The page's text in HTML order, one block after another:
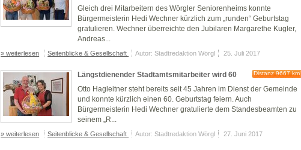
Gleich drei Mitarbeitern des Wörgler Seniorenheims konnte
Bürgermeisterin Hedi Wechner kürzlich zum „runden“ Geburtstag
gratulieren. Wechner überreichte den Jubilaren Margarethe Kugler,
Andreas...
» weiterlesen Seitenblicke & Gesellschaft Autor: Stadtredaktion Wörgl 25. Juli 2017
Längstdienender Stadtamtsmitarbeiter wird 60 Distanz 9667 km
Otto Hagleitner steht bereits seit 45 Jahren im Dienst der Gemeinde
und konnte kürzlich einen 60. Geburtstag feiern. Auch
Bürgermeisterin Hedi Wechner gratulierte dem Standesbeamten zu
seinem „R...
» weiterlesen Seitenblicke & Gesellschaft Autor: Stadtredaktion Wörgl 27. Juni 2017